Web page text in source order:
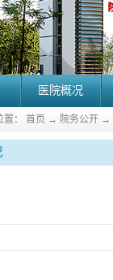
医院概况
： 首页 → 院务公开 →